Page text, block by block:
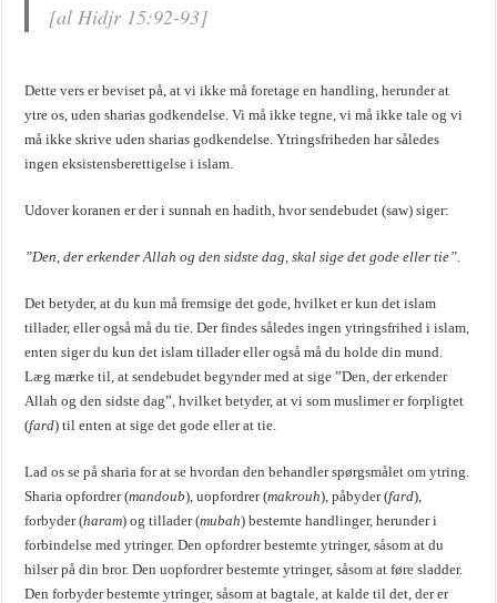
[al Hidjr 15:92-93]
Dette vers er beviset på, at vi ikke må foretage en handling, herunder at
ytre os, uden sharias godkendelse. Vi må ikke tegne, vi må ikke tale og vi
må ikke skrive uden sharias godkendelse. Ytringsfriheden har således
ingen eksistensberettigelse i islam.
Udover koranen er der i sunnah en hadith, hvor sendebudet (saw) siger:
”Den, der erkender Allah og den sidste dag, skal sige det gode eller tie”.
Det betyder, at du kun må fremsige det gode, hvilket er kun det islam
tillader, eller også må du tie. Der findes således ingen ytringsfrihed i islam,
enten siger du kun det islam tillader eller også må du holde din mund.
Læg mærke til, at sendebudet begynder med at sige ”Den, der erkender
Allah og den sidste dag”, hvilket betyder, at vi som muslimer er forpligtet
(fard) til enten at sige det gode eller at tie.
Lad os se på sharia for at se hvordan den behandler spørgsmålet om ytring.
Sharia opfordrer (mandoub), uopfordrer (makrouh), påbyder (fard),
forbyder (haram) og tillader (mubah) bestemte handlinger, herunder i
forbindelse med ytringer. Den opfordrer bestemte ytringer, såsom at du
hilser på din bror. Den uopfordrer bestemte ytringer, såsom at føre sladder.
Den forbyder bestemte ytringer, såsom at bagtale, at kalde til det, der er